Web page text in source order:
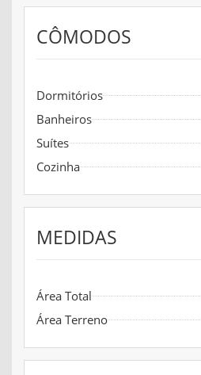
CÔMODOS
Dormitórios
Banheiros
Suítes
Cozinha
MEDIDAS
Área Total
Área Terreno